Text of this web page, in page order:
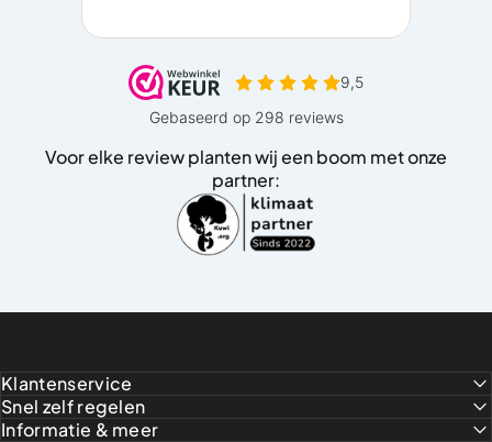
Voor elke review planten wij een boom met onze
partner:
Klantenservice
Snel zelf regelen
Informatie & meer